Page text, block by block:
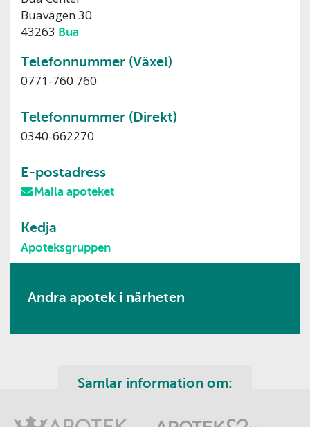
Buavägen 30
43263 Bua
Telefonnummer (Växel)
0771-760 760
Telefonnummer (Direkt)
0340-662270
E-postadress
Maila apoteket
Kedja
Apoteksgruppen
Andra apotek i närheten
Samlar information om: